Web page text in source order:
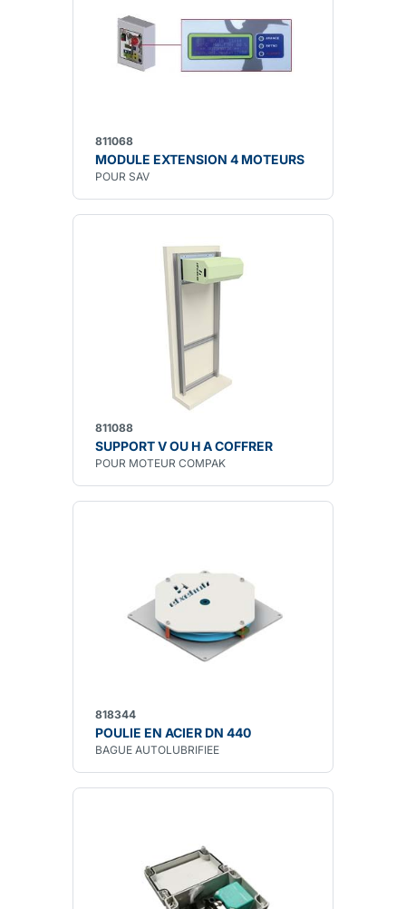
811068
MODULE EXTENSION 4 MOTEURS
POUR SAV
811088
SUPPORT V OU H A COFFRER
POUR MOTEUR COMPAK
818344
POULIE EN ACIER DN 440
BAGUE AUTOLUBRIFIEE